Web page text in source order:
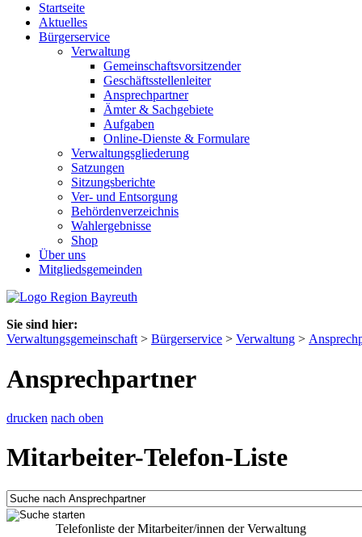
Startseite
Aktuelles
Bürgerservice
Verwaltung
Gemeinschaftsvorsitzender
Geschäftsstellenleiter
Ansprechpartner
Ämter & Sachgebiete
Aufgaben
Online-Dienste & Formulare
Verwaltungsgliederung
Satzungen
Sitzungsberichte
Ver- und Entsorgung
Behördenverzeichnis
Wahlergebnisse
Shop
Über uns
Mitgliedsgemeinden
Sie sind hier:
Verwaltungsgemeinschaft > Bürgerservice > Verwaltung >
Ansprechpartner
drucken nach oben
Mitarbeiter-Telefon-Liste
Telefonliste der Mitarbeiter/innen der Verwaltung